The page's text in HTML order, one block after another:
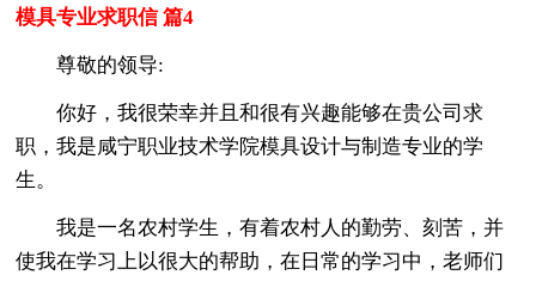
模具专业求职信 篇4
尊敬的领导:
你好，我很荣幸并且和很有兴趣能够在贵公司求
职，我是咸宁职业技术学院模具设计与制造专业的学
生。
我是一名农村学生，有着农村人的勤劳、刻苦，并
使我在学习上以很大的帮助，在日常的学习中，老师们